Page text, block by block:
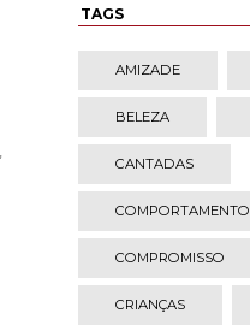
TAGS
AMIZADE
BELEZA
CANTADAS
COMPORTAMENTO
COMPROMISSO
CRIANÇAS